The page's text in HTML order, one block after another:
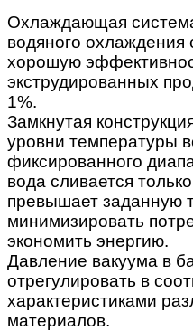
Охлаждающая
водяного
хорошую
экструдированных
1%.
Замкнутая
уровни температуры
фиксированного
вода сливается
превышает заданную
минимизировать
экономить энергию.
Давление вакуума в
отрегулировать в
характеристиками
материалов.